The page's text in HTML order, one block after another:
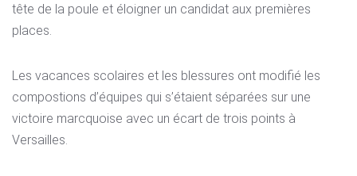
tête de la poule et éloigner un candidat aux premières
places.
Les vacances scolaires et les blessures ont modifié les
compostions d’équipes qui s’étaient séparées sur une
victoire marcquoise avec un écart de trois points à
Versailles.